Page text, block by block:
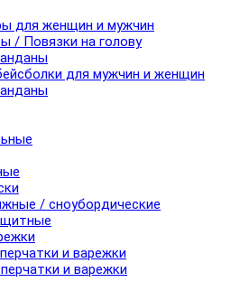
для женщин и мужчин
/ Повязки на голову
для мужчин и женщин
/ сноубордические
и варежки
и варежки